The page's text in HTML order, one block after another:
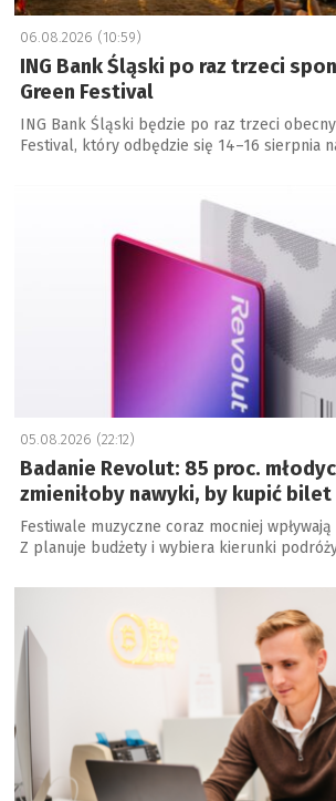
06.08.2026 (10:59)
ING Bank Śląski po raz trzeci
Green Festival
ING Bank Śląski będzie po raz trzeci
Festival, który odbędzie się 14–16 sierpnia
05.08.2026 (22:12)
Badanie Revolut: 85 proc.
zmieniłoby nawyki, by kupić
Festiwale muzyczne coraz mocniej
Z planuje budżety i wybiera kierunki
a